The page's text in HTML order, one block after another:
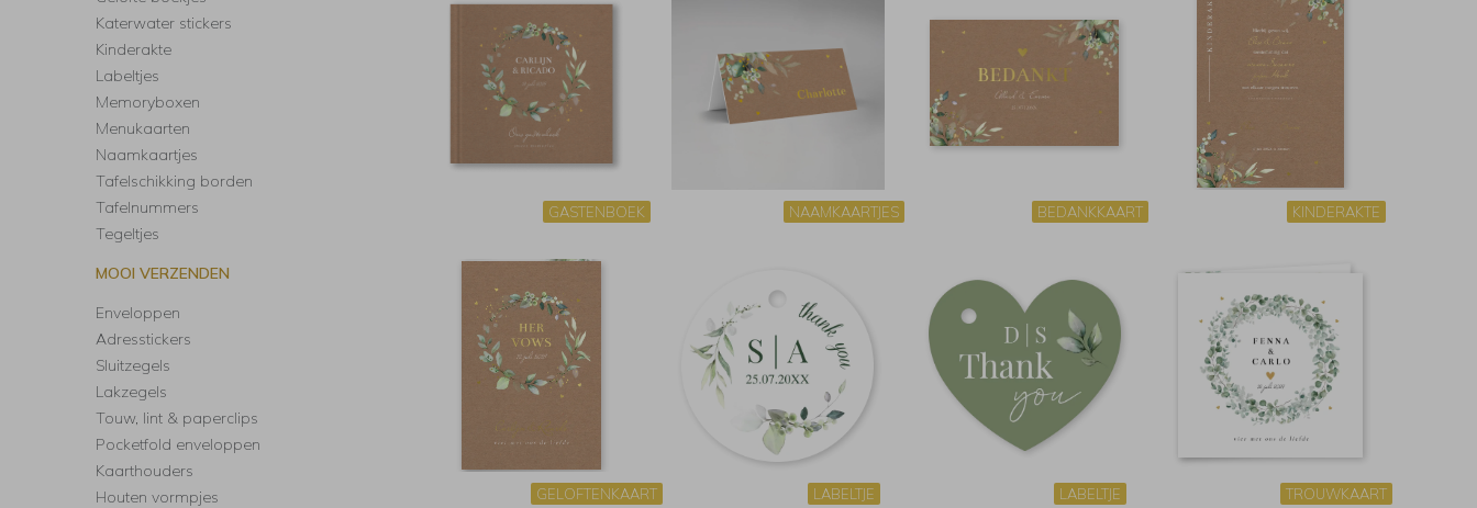
Katerwater stickers
Kinderakte
Labeltjes
Memoryboxen
Menukaarten
Naamkaartjes
Tafelschikking borden
Tafelnummers
Tegeltjes
MOOI VERZENDEN
Enveloppen
Adresstickers
Sluitzegels
Lakzegels
Touw, lint & paperclips
Pocketfold enveloppen
Kaarthouders
Houten vormpjes
GASTENBOEK NAAMKAARTJES BEDANKKAART KINDERAKTE
GELOFTENKAART LABELTJE LABELTJE TROUWKAART